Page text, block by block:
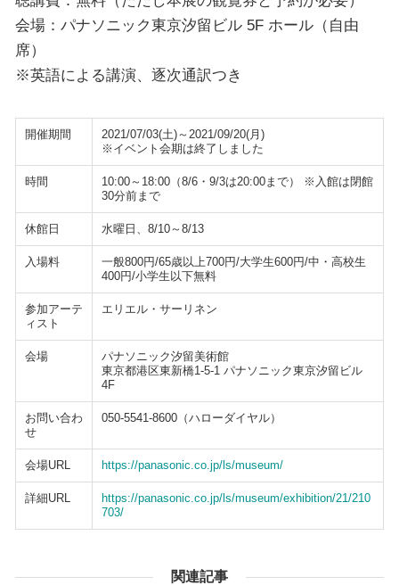
会場：パナソニック東京汐留ビル 5F ホール（自由
席）
※英語による講演、逐次通訳つき
開催期間
2021/07/03(土)～2021/09/20(月)
※イベント会期は終了しました
時間
10:00～18:00（8/6・9/3は20:00まで） ※入館は閉館
30分前まで
休館日 水曜日、8/10～8/13
入場料
一般800円/65歳以上700円/大学生600円/中・高校生
400円/小学生以下無料
参加アーテ
ィスト
エリエル・サーリネン
会場
パナソニック汐留美術館
東京都港区東新橋1-5-1 パナソニック東京汐留ビル
4F
お問い合わ
せ
050-5541-8600（ハローダイヤル）
会場URL https://panasonic.co.jp/ls/museum/
詳細URL
https://panasonic.co.jp/ls/museum/exhibition/21/210
703/
関連記事